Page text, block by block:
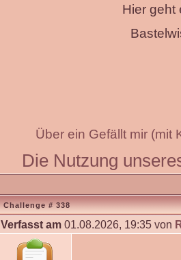
Hier geht
Über ein Gefällt mir (mit
Die Nutzung
Challenge # 338
Verfasst am 01.08.2026, 19:35 von